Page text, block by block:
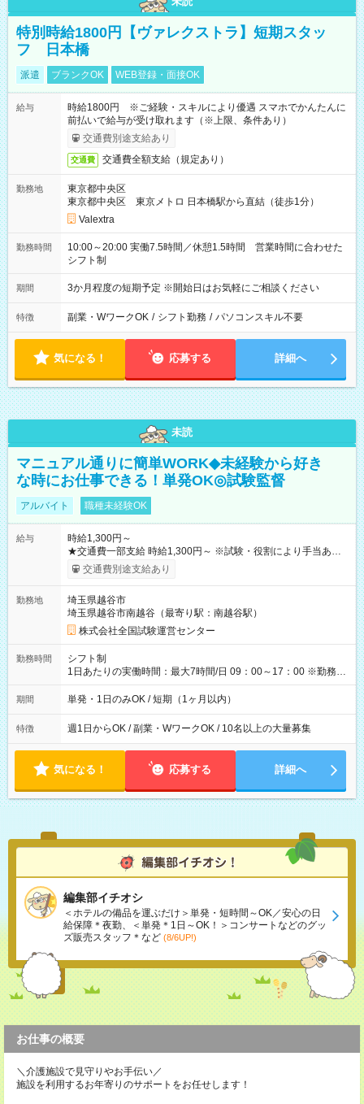
特別時給1800円【ヴァレクストラ】短期スタッ
フ 日本橋
派遣 ブランクOK WEB登録・面接OK
給与
時給1800円 ※ご経験・スキルにより優遇 スマホでかんたんに
前払いで給与が受け取れます（※上限、条件あり）
交通費別途支給あり
交通費 交通費全額支給（規定あり）
勤務地
東京都中央区
東京都中央区 東京メトロ 日本橋駅から直結（徒歩1分）
Valextra
勤務時間
10:00～20:00 実働7.5時間／休憩1.5時間 営業時間に合わせた
シフト制
期間 3か月程度の短期予定 ※開始日はお気軽にご相談ください
特徴 副業・WワークOK / シフト勤務 / パソコンスキル不要
気になる！ 応募する 詳細へ
未読
マニュアル通りに簡単WORK◆未経験から好き
な時にお仕事できる！単発OK◎試験監督
アルバイト 職種未経験OK
給与
時給1,300円～
★交通費一部支給 時給1,300円～ ※試験・役割により手当あり
※勤務回数により昇給あり 【即給（前払い）オプションあ
り！】 希望される場合、勤務から1週間ほどで給与の一部を受け
例】 ・河合塾模擬試験 8:30～17:30（休憩1時間） 時給1,300円
×8時間＝日収10,400円＋交通費 ※当日の役割により時給＋100
円の場合あり ・国家試験 7:00～13:30（休憩なし） 時給1,300
円（役割手当＋100円）×6時間＝日収8,400円＋交通費 【試用期
間】試用期間なし
交通費別途支給あり
勤務地
埼玉県越谷市
埼玉県越谷市南越谷（最寄り駅：南越谷駅）
株式会社全国試験運営センター
勤務時間
シフト制
1日あたりの実働時間：最大7時間/日 09：00～17：00 ※勤務時
間は 試験により異なります。
期間 単発・1日のみOK / 短期（1ヶ月以内）
特徴 週1日からOK / 副業・WワークOK / 10名以上の大量募集
気になる！ 応募する 詳細へ
編集部イチオシ
＜ホテルの備品を運ぶだけ＞単発・短時間～OK／安心の日
給保障＊夜勤、＜単発＊1日～OK！＞コンサートなどのグッ
ズ販売スタッフ＊など (8/6UP!)
お仕事の概要
＼介護施設で見守りやお手伝い／
施設を利用するお年寄りのサポートをお任せします！